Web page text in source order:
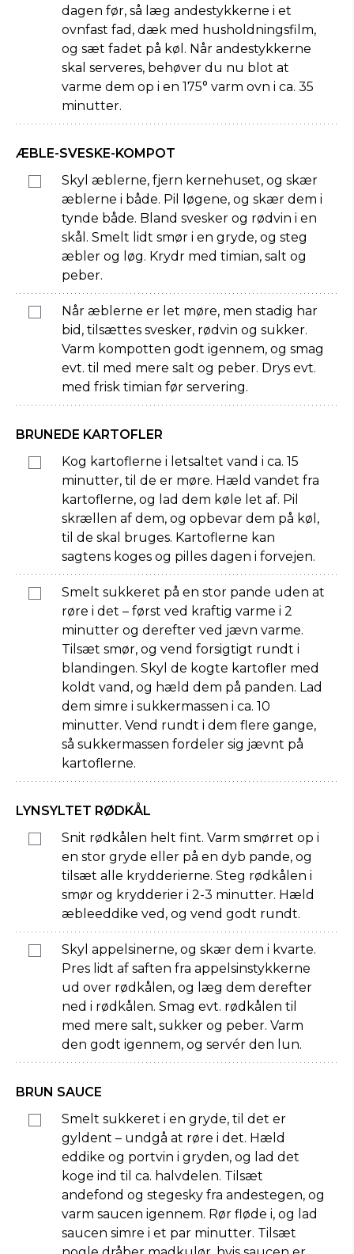
dagen før, så læg andestykkerne i et
ovnfast fad, dæk med husholdningsfilm,
og sæt fadet på køl. Når andestykkerne
skal serveres, behøver du nu blot at
varme dem op i en 175° varm ovn i ca. 35
minutter.
ÆBLE-SVESKE-KOMPOT
Skyl æblerne, fjern kernehuset, og skær
æblerne i både. Pil løgene, og skær dem i
tynde både. Bland svesker og rødvin i en
skål. Smelt lidt smør i en gryde, og steg
æbler og løg. Krydr med timian, salt og
peber.
Når æblerne er let møre, men stadig har
bid, tilsættes svesker, rødvin og sukker.
Varm kompotten godt igennem, og smag
evt. til med mere salt og peber. Drys evt.
med frisk timian før servering.
BRUNEDE KARTOFLER
Kog kartoflerne i letsaltet vand i ca. 15
minutter, til de er møre. Hæld vandet fra
kartoflerne, og lad dem køle let af. Pil
skrællen af dem, og opbevar dem på køl,
til de skal bruges. Kartoflerne kan
sagtens koges og pilles dagen i forvejen.
Smelt sukkeret på en stor pande uden at
røre i det – først ved kraftig varme i 2
minutter og derefter ved jævn varme.
Tilsæt smør, og vend forsigtigt rundt i
blandingen. Skyl de kogte kartofler med
koldt vand, og hæld dem på panden. Lad
dem simre i sukkermassen i ca. 10
minutter. Vend rundt i dem flere gange,
så sukkermassen fordeler sig jævnt på
kartoflerne.
LYNSYLTET RØDKÅL
Snit rødkålen helt fint. Varm smørret op i
en stor gryde eller på en dyb pande, og
tilsæt alle krydderierne. Steg rødkålen i
smør og krydderier i 2-3 minutter. Hæld
æbleeddike ved, og vend godt rundt.
Skyl appelsinerne, og skær dem i kvarte.
Pres lidt af saften fra appelsinstykkerne
ud over rødkålen, og læg dem derefter
ned i rødkålen. Smag evt. rødkålen til
med mere salt, sukker og peber. Varm
den godt igennem, og servér den lun.
BRUN SAUCE
Smelt sukkeret i en gryde, til det er
gyldent – undgå at røre i det. Hæld
eddike og portvin i gryden, og lad det
koge ind til ca. halvdelen. Tilsæt
andefond og stegesky fra andestegen, og
varm saucen igennem. Rør fløde i, og lad
saucen simre i et par minutter. Tilsæt